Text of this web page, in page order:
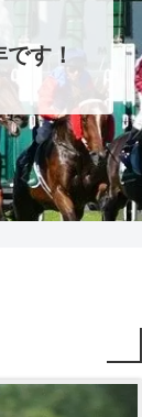
す！